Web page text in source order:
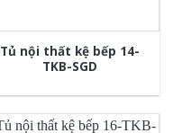
Tủ nội thất kệ bếp 14-
TKB-SGD